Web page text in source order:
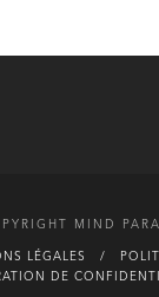
MIND
LÉGALES
DE